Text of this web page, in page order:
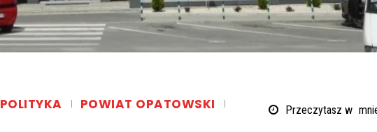
POLITYKA POWIAT OPATOWSKI Przeczytasz w